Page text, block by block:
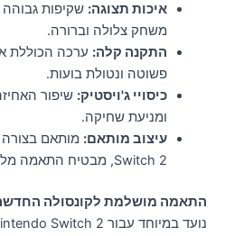
איכות תצוגה: שקיפות
משחק צלולה וברורה.
התקנה קלה: ערכה הכוללת
פשוטה ונטולת בועות.
כיסויי ג'ויסטיק: שיפור
ומניעת שחיקה.
עיצוב מותאם:
Switch 2, מבטיח התאמה מלאה למסך ולג'ויסטיקים.
התאמה מושלמת לקונסולה